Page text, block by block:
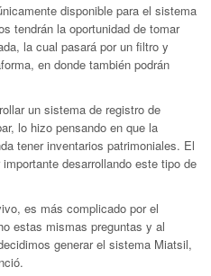
disponible para el sistema
tendrán la oportunidad de tomar
la cual pasará por un filtro y
en donde también podrán
un sistema de registro de
lo hizo pensando en que la
tener inventarios patrimoniales. El
desarrollando este tipo de
es más complicado por el
estas mismas preguntas y al
generar el sistema Miatsil,